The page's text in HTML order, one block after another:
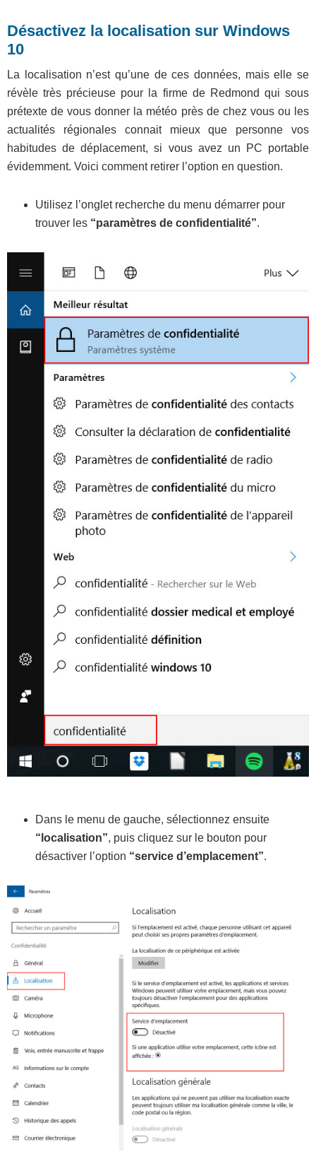
Désactivez la localisation sur Windows
10
La localisation n’est qu’une de ces données, mais elle se
révèle très précieuse pour la firme de Redmond qui sous
prétexte de vous donner la météo près de chez vous ou les
actualités régionales connait mieux que personne vos
habitudes de déplacement, si vous avez un PC portable
évidemment. Voici comment retirer l’option en question.
Utilisez l’onglet recherche du menu démarrer pour
trouver les “paramètres de confidentialité”.
Dans le menu de gauche, sélectionnez ensuite
“localisation”, puis cliquez sur le bouton pour
désactiver l’option “service d’emplacement”.